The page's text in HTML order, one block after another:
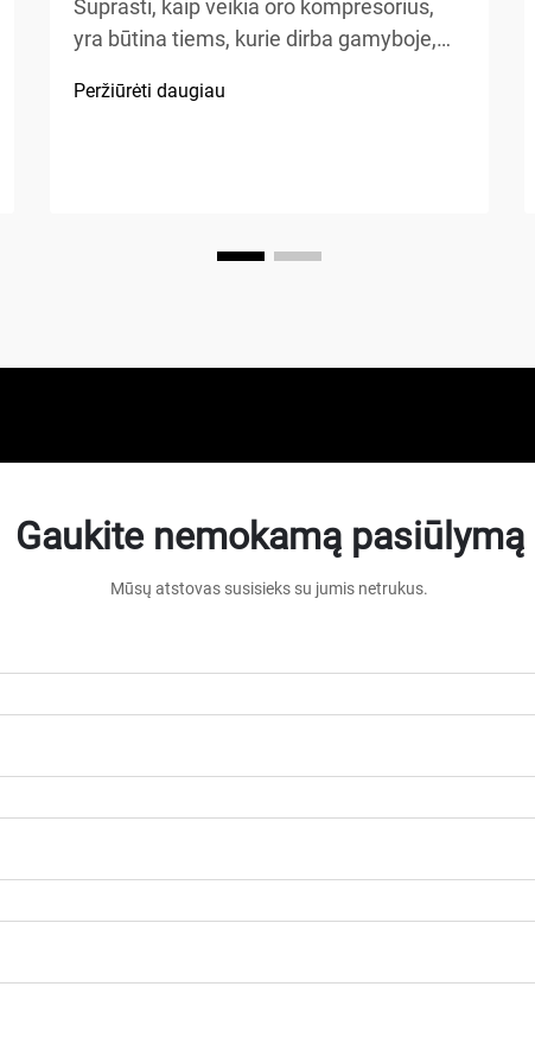
Suprasti, kaip veikia oro kompresorius,
yra būtina tiems, kurie dirba gamyboje,
namų patobulinimo projektus. Oro
Peržiūrėti daugiau
Gaukite nemokamą pasiūlymą
Mūsų atstovas susisieks su jumis netrukus.